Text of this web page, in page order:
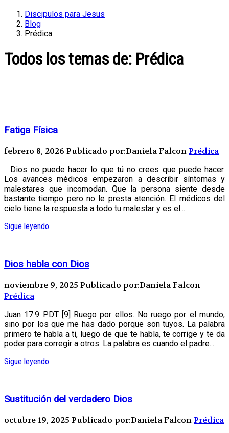
Discipulos para Jesus
Blog
Prédica
Todos los temas de: Prédica
Fatiga Física
febrero 8, 2026 Publicado por:Daniela FalconPrédica
Dios no puede hacer lo que tú no crees que puede hacer.
Los avances médicos empezaron a describir síntomas y
malestares que incomodan. Que la persona siente desde
bastante tiempo pero no le presta atención. El médicos del
cielo tiene la respuesta a todo tu malestar y es el...
Sigue leyendo
Dios habla con Dios
noviembre 9, 2025 Publicado por:Daniela Falcon
Prédica
Juan 17:9 PDT [9] Ruego por ellos. No ruego por el mundo,
sino por los que me has dado porque son tuyos. La palabra
primero te habla a ti, luego de que te habla, te corrige y te da
poder para corregir a otros. La palabra es cuando el padre...
Sigue leyendo
Sustitución del verdadero Dios
octubre 19, 2025 Publicado por:Daniela FalconPrédica